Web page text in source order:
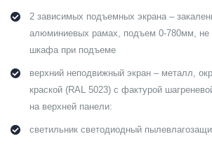
2 зависимых подъемных экрана –
алюминиевых рамах, подъем 0-780мм, не
шкафа при подъеме
верхний неподвижный экран – металл,
краской (RAL 5023) с фактурой
на верхней панели:
светильник светодиодный